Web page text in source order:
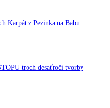
Karpát z Pezinka na Babu
troch desaťročí tvorby